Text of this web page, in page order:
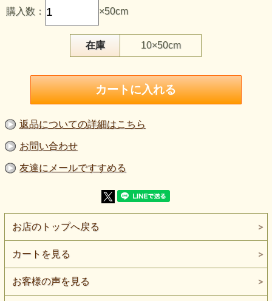
この生地のおすすめポイント
・装飾のない黒無地で、型紙や切り替え、シルエットを生か
しやすい生地です。
・普通地の肉感があり、ワンピースやスカートなど幅広い服
へご検討いただけます。
・伸びがあり、日常の動きになじむ服づくりに向いていま
・165cm巾で、面積のある服や複数パーツの裁断にも使いや
すい規格です。
・均一価格の黒無地として、試作から販売作品、衣装制作ま
で取り入れられます。
【品 番】m2192
【商品名】ブラックニット生地
【価 格】250円＋消費税
【素 材】ポリエステル：60％、レーヨン：40％
【生地幅】165cm巾
【販売単位】50cm単位になります。
【生地の伸び】伸びます
【表 面】なめらかに見える、装飾のない黒無地です
ポリエステルとレーヨンを組み合わせたブラックニットで
す。
普通地の肉感と伸びがあり、ワンピース、チュニック、スカ
ートなど、日常着から衣装まで幅広くご検討いただけます。
表面は装飾のない黒無地で、比較的なめらかに見えます。
柄や強い編み模様がないため、生地そのものより、服の形、
切り替え、ドレープ、装飾を主役にしやすいタイプです。
購入数： ×50cm
在庫 10×50cm
返品についての詳細はこちら
お問い合わせ
友達にメールですすめる
お店のトップへ戻る
カートを見る
お客様の声を見る